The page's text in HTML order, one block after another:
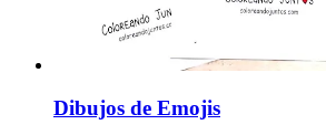
Dibujos de Emojis